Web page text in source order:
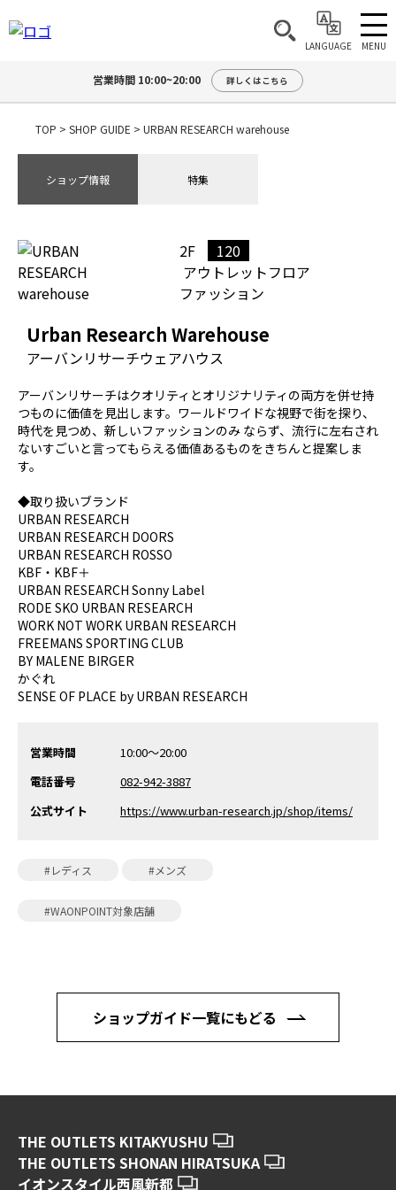
LANGUAGE MENU
営業時間 10:00~20:00 詳しくはこちら
TOP > SHOP GUIDE > URBAN RESEARCH warehouse
ショップ情報 特集
2F
120
アウトレットフロア
ファッション
Urban Research Warehouse
アーバンリサーチウェアハウス
アーバンリサーチはクオリティとオリジナリティの両方を併せ持
つものに価値を見出します。ワールドワイドな視野で街を探り、
時代を見つめ、新しいファッションのみ ならず、流行に左右され
ないすごいと言ってもらえる価値あるものをきちんと提案しま
す。
◆取り扱いブランド
URBAN RESEARCH
URBAN RESEARCH DOORS
URBAN RESEARCH ROSSO
KBF・KBF＋
URBAN RESEARCH Sonny Label
RODE SKO URBAN RESEARCH
WORK NOT WORK URBAN RESEARCH
FREEMANS SPORTING CLUB
BY MALENE BIRGER
かぐれ
SENSE OF PLACE by URBAN RESEARCH
営業時間
10:00～20:00
電話番号
082-942-3887
公式サイト
https://www.urban-research.jp/shop/items/
#レディス #メンズ
#WAONPOINT対象店舗
ショップガイド一覧にもどる
THE OUTLETS KITAKYUSHU
THE OUTLETS SHONAN HIRATSUKA
イオンスタイル西風新都